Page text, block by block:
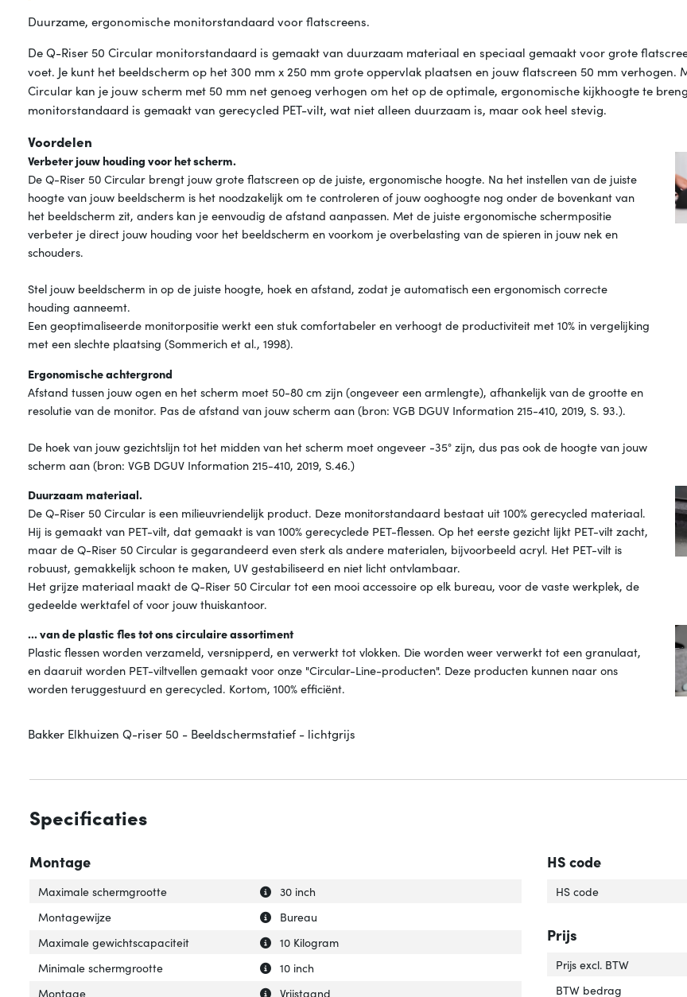
Duurzame, ergonomische monitorstandaard voor flatscreens.
De Q-Riser 50 Circular monitorstandaard is gemaakt van duurzaam materiaal en speciaal gemaakt voor grote
voet. Je kunt het beeldscherm op het 300 mm x 250 mm grote oppervlak plaatsen en jouw flatscreen 50 mm verhogen.
Circular kan je jouw scherm met 50 mm net genoeg verhogen om het op de optimale, ergonomische kijkhoogte te
monitorstandaard is gemaakt van gerecycled PET-vilt, wat niet alleen duurzaam is, maar ook heel stevig.
Voordelen
Verbeter jouw houding voor het scherm.
De Q-Riser 50 Circular brengt jouw grote flatscreen op de juiste, ergonomische hoogte. Na het instellen van de juiste
hoogte van jouw beeldscherm is het noodzakelijk om te controleren of jouw ooghoogte nog onder de bovenkant van
het beeldscherm zit, anders kan je eenvoudig de afstand aanpassen. Met de juiste ergonomische schermpositie
verbeter je direct jouw houding voor het beeldscherm en voorkom je overbelasting van de spieren in jouw nek en
schouders.
Stel jouw beeldscherm in op de juiste hoogte, hoek en afstand, zodat je automatisch een ergonomisch correcte
houding aanneemt.
Een geoptimaliseerde monitorpositie werkt een stuk comfortabeler en verhoogt de productiviteit met 10% in vergelijking
met een slechte plaatsing (Sommerich et al., 1998).
Ergonomische achtergrond
Afstand tussen jouw ogen en het scherm moet 50-80 cm zijn (ongeveer een armlengte), afhankelijk van de grootte en
resolutie van de monitor. Pas de afstand van jouw scherm aan (bron: VGB DGUV Information 215-410, 2019, S. 93.).
De hoek van jouw gezichtslijn tot het midden van het scherm moet ongeveer -35° zijn, dus pas ook de hoogte van jouw
scherm aan (bron: VGB DGUV Information 215-410, 2019, S.46.)
Duurzaam materiaal.
De Q-Riser 50 Circular is een milieuvriendelijk product. Deze monitorstandaard bestaat uit 100% gerecycled materiaal.
Hij is gemaakt van PET-vilt, dat gemaakt is van 100% gerecyclede PET-flessen. Op het eerste gezicht lijkt PET-vilt zacht,
maar de Q-Riser 50 Circular is gegarandeerd even sterk als andere materialen, bijvoorbeeld acryl. Het PET-vilt is
robuust, gemakkelijk schoon te maken, UV gestabiliseerd en niet licht ontvlambaar.
Het grijze materiaal maakt de Q-Riser 50 Circular tot een mooi accessoire op elk bureau, voor de vaste werkplek, de
gedeelde werktafel of voor jouw thuiskantoor.
... van de plastic fles tot ons circulaire assortiment
Plastic flessen worden verzameld, versnipperd, en verwerkt tot vlokken. Die worden weer verwerkt tot een granulaat,
en daaruit worden PET-viltvellen gemaakt voor onze "Circular-Line-producten". Deze producten kunnen naar ons
worden teruggestuurd en gerecycled. Kortom, 100% efficiënt.
Bakker Elkhuizen Q-riser 50 - Beeldschermstatief - lichtgrijs
Specificaties
Montage
Uitleg over 'Maximale schermgrootte'
Verberg uitleg over 'Maximale schermgrootte'
Maximale schermgrootte
30 inch
Uitleg over 'Montagewijze'
Verberg uitleg over 'Montagewijze'
Montagewijze
Bureau
Uitleg over 'Maximale gewichtscapaciteit'
Verberg uitleg over 'Maximale gewichtscapaciteit'
Maximale gewichtscapaciteit
10 Kilogram
Uitleg over 'Minimale schermgrootte'
Verberg uitleg over 'Minimale schermgrootte'
Minimale schermgrootte
10 inch
Uitleg over 'Montage'
Verberg uitleg over 'Montage'
Montage
Vrijstaand
HS code
HS code
Prijs
Prijs excl. BTW
BTW bedrag